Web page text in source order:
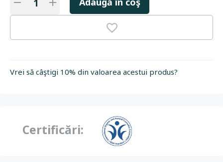
Vrei să câştigi 10% din valoarea acestui produs?
Certificări: